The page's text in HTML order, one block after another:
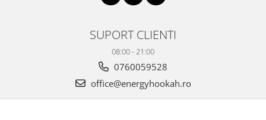
SUPORT CLIENTI
08:00 - 21:00
0760059528
office@energyhookah.ro